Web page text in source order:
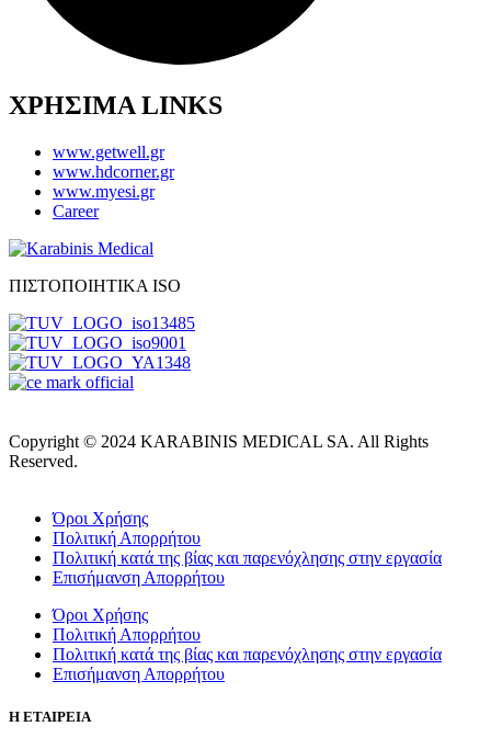
ΧΡΗΣΙΜΑ LINKS
www.getwell.gr
www.hdcorner.gr
www.myesi.gr
Career
ΠΙΣΤΟΠΟΙΗΤΙΚΑ ISO
Copyright © 2024 KARABINIS MEDICAL SA. All Rights
Reserved.
Όροι Χρήσης
Πολιτική Απορρήτου
Πολιτική κατά της βίας και παρενόχλησης στην εργασία
Επισήμανση Απορρήτου
Όροι Χρήσης
Πολιτική Απορρήτου
Πολιτική κατά της βίας και παρενόχλησης στην εργασία
Επισήμανση Απορρήτου
Η ΕΤΑΙΡΕΙΑ